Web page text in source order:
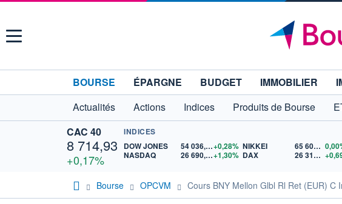
Menu
BOURSE ÉPARGNE BUDGET IMMOBILIER
Actualités
Actions Indices Produits de Bourse
CAC 40
8 714,93
+0,17%
INDICES
DOW JONES
54 036,93+0,28%
NASDAQ
26 690,62+1,30%
NIKKEI 65 606,71
DAX
26 319,45
Bourse OPCVM Cours BNY Mellon Glbl Rl Ret (EUR) C